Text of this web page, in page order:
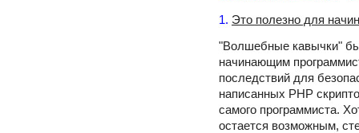
1. Это полезно для
"Волшебные кавычки"
начинающим
последствий для
написанных PHP
самого программиста.
остается возможным,